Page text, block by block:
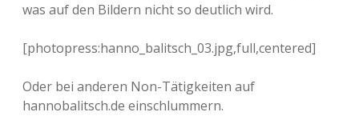
was auf den Bildern nicht so deutlich wird.
[photopress:hanno_balitsch_03.jpg,full,centered]
Oder bei anderen Non-Tätigkeiten auf
hannobalitsch.de einschlummern.